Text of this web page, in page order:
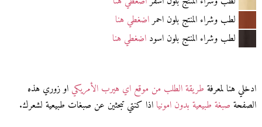
لطب وشراء المنتج بلون احمراضغطي هنا
لطب وشراء المنتج بلون اسوداضغطي هنا
ادخلي هنا لمعرفةطريقة الطلب من موقع اي هيرب الأمريكياو زوري هذه
الصفحةصبغة طبيعية بدون امونيااذا كنتي تبحثين عن صبغات طبيعية لشعرك.